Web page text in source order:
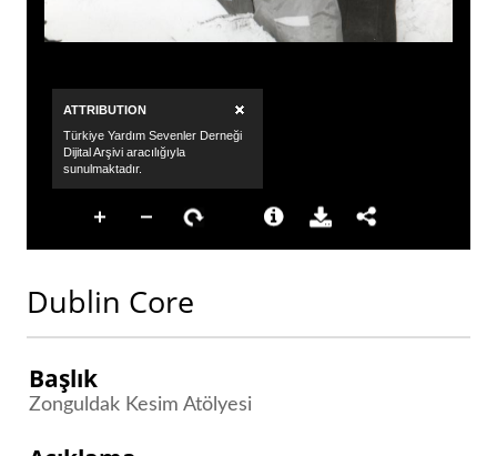
Dublin Core
Başlık
Zonguldak Kesim Atölyesi